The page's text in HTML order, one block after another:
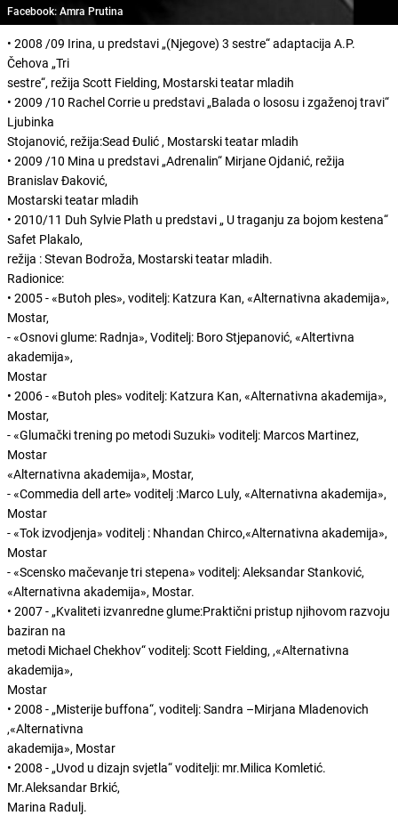
Facebook: Amra Prutina
• 2008 /09 Irina, u predstavi „(Njegove) 3 sestre“ adaptacija A.P.
Čehova „Tri
sestre“, režija Scott Fielding, Mostarski teatar mladih
• 2009 /10 Rachel Corrie u predstavi „Balada o lososu i zgaženoj travi“
Ljubinka
Stojanović, režija:Sead Đulić , Mostarski teatar mladih
• 2009 /10 Mina u predstavi „Adrenalin“ Mirjane Ojdanić, režija
Branislav Đaković,
Mostarski teatar mladih
• 2010/11 Duh Sylvie Plath u predstavi „ U traganju za bojom kestena“
Safet Plakalo,
režija : Stevan Bodroža, Mostarski teatar mladih.
Radionice:
• 2005 - «Butoh ples», voditelj: Katzura Kan, «Alternativna akademija»,
Mostar,
- «Osnovi glume: Radnja», Voditelj: Boro Stjepanović, «Altertivna
akademija»,
Mostar
• 2006 - «Butoh ples» voditelj: Katzura Kan, «Alternativna akademija»,
Mostar,
- «Glumački trening po metodi Suzuki» voditelj: Marcos Martinez,
Mostar
«Alternativna akademija», Mostar,
- «Commedia dell arte» voditelj :Marco Luly, «Alternativna akademija»,
Mostar
- «Tok izvodjenja» voditelj : Nhandan Chirco,«Alternativna akademija»,
Mostar
- «Scensko mačevanje tri stepena» voditelj: Aleksandar Stanković,
«Alternativna akademija», Mostar.
• 2007 - „Kvaliteti izvanredne glume:Praktični pristup njihovom razvoju
baziran na
metodi Michael Chekhov“ voditelj: Scott Fielding, ,«Alternativna
akademija»,
Mostar
• 2008 - „Misterije buffona“, voditelj: Sandra –Mirjana Mladenovich
,«Alternativna
akademija», Mostar
• 2008 - „Uvod u dizajn svjetla“ voditelji: mr.Milica Komletić.
Mr.Aleksandar Brkić,
Marina Radulj.